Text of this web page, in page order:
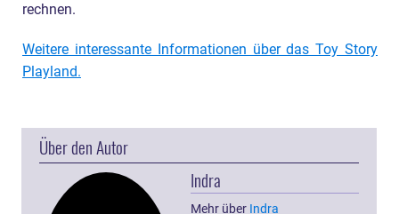
rechnen.
Weitere interessante Informationen über das Toy Story
Playland.
Über den Autor
Indra
Mehr über Indra